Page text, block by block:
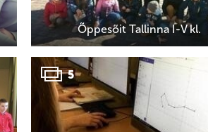
Õppesõit Tallinna I-V kl.
5